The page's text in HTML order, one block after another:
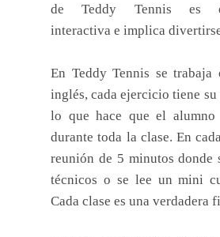
de Teddy Tennis es
interactiva e implica
En Teddy Tennis se trabaja
inglés, cada ejercicio tiene
lo que hace que el alumno
durante toda la clase. En
reunión de 5 minutos donde
técnicos o se lee un mini
Cada clase es una verdadera